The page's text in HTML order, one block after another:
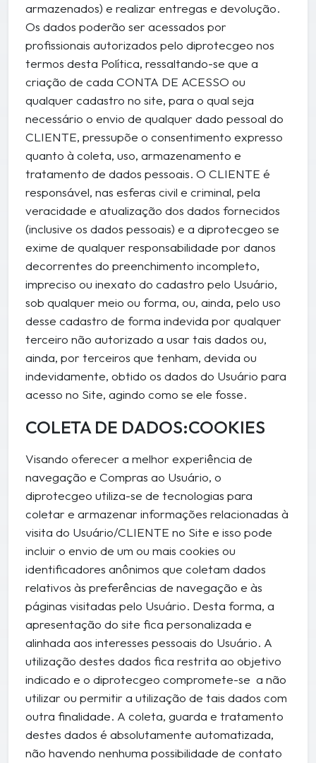
armazenados) e realizar entregas e devolução.
Os dados poderão ser acessados por
profissionais autorizados pelo diprotecgeo nos
termos desta Política, ressaltando-se que a
criação de cada CONTA DE ACESSO ou
qualquer cadastro no site, para o qual seja
necessário o envio de qualquer dado pessoal do
CLIENTE, pressupõe o consentimento expresso
quanto à coleta, uso, armazenamento e
tratamento de dados pessoais. O CLIENTE é
responsável, nas esferas civil e criminal, pela
veracidade e atualização dos dados fornecidos
(inclusive os dados pessoais) e a diprotecgeo se
exime de qualquer responsabilidade por danos
decorrentes do preenchimento incompleto,
impreciso ou inexato do cadastro pelo Usuário,
sob qualquer meio ou forma, ou, ainda, pelo uso
desse cadastro de forma indevida por qualquer
terceiro não autorizado a usar tais dados ou,
ainda, por terceiros que tenham, devida ou
indevidamente, obtido os dados do Usuário para
acesso no Site, agindo como se ele fosse.
COLETA DE DADOS:COOKIES
Visando oferecer a melhor experiência de
navegação e Compras ao Usuário, o
diprotecgeo utiliza-se de tecnologias para
coletar e armazenar informações relacionadas à
visita do Usuário/CLIENTE no Site e isso pode
incluir o envio de um ou mais cookies ou
identificadores anônimos que coletam dados
relativos às preferências de navegação e às
páginas visitadas pelo Usuário. Desta forma, a
apresentação do site fica personalizada e
alinhada aos interesses pessoais do Usuário. A
utilização destes dados fica restrita ao objetivo
indicado e o diprotecgeo compromete-se a não
utilizar ou permitir a utilização de tais dados com
outra finalidade. A coleta, guarda e tratamento
destes dados é absolutamente automatizada,
não havendo nenhuma possibilidade de contato